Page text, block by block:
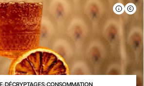
›DÉCRYPTAGES›CONSOMMATION